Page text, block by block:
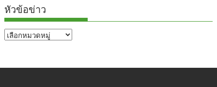
หัวข้อข่าว
หัวข้อ